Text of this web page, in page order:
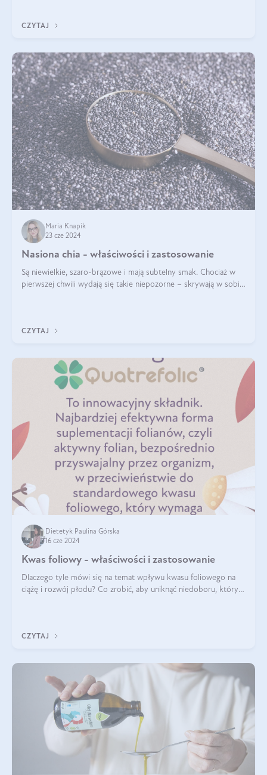
CZYTAJ
Maria Knapik
23 cze 2024
Nasiona chia - właściwości i zastosowanie
Są niewielkie, szaro-brązowe i mają subtelny smak. Chociaż w
pierwszej chwili wydają się takie niepozorne – skrywają w sobie
CZYTAJ
Dietetyk Paulina Górska
16 cze 2024
Kwas foliowy - właściwości i zastosowanie
Dlaczego tyle mówi się na temat wpływu kwasu foliowego na
ciążę i rozwój płodu? Co zrobić, aby uniknąć niedoboru, który
CZYTAJ